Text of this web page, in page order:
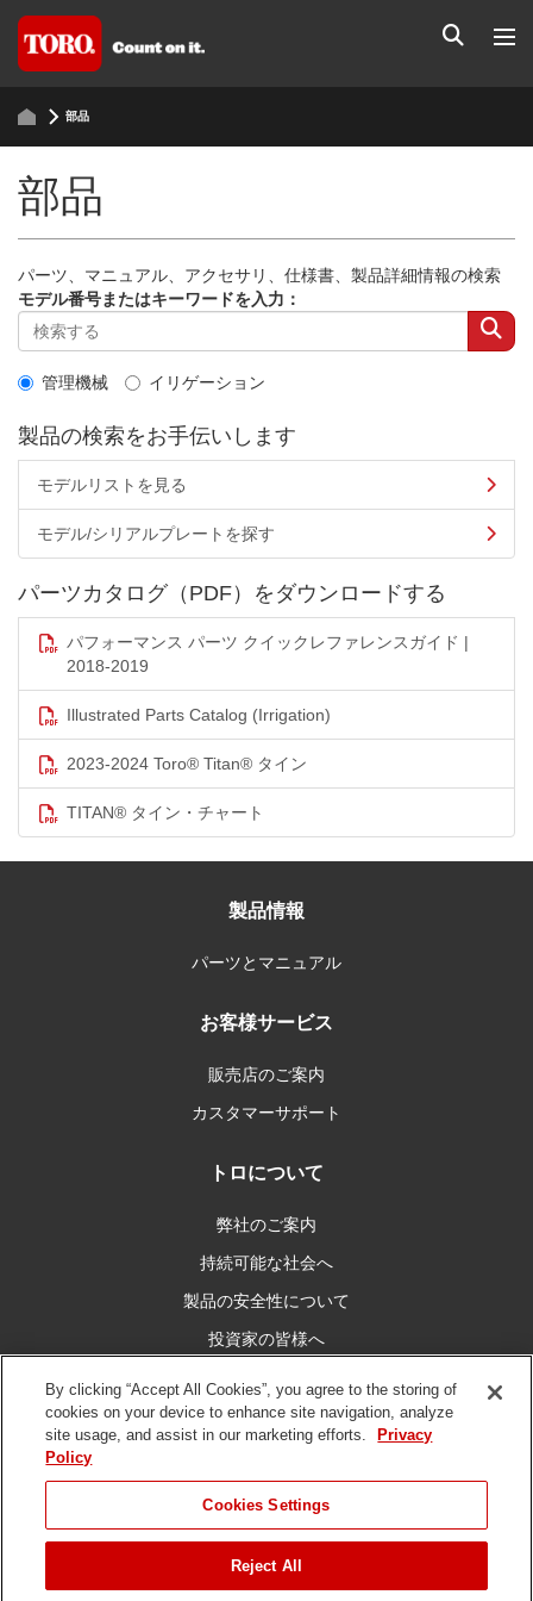
部品
部品
パーツ、マニュアル、アクセサリ、仕様書、製品詳細情報の検索
モデル番号またはキーワードを入力：
管理機械 イリゲーション
製品の検索をお手伝いします
モデルリストを見る
モデル/シリアルプレートを探す
パーツカタログ（PDF）をダウンロードする
パフォーマンス パーツ クイックレファレンスガイド |
2018-2019
Illustrated Parts Catalog (Irrigation)
2023-2024 Toro® Titan® タイン
TITAN® タイン・チャート
製品情報
パーツとマニュアル
お客様サービス
販売店のご案内
カスタマーサポート
トロについて
弊社のご案内
持続可能な社会へ
製品の安全性について
投資家の皆様へ
私たちとつなぐ
ご利用条件 プライバシーポリシー DMCA/コピーライトポリシー
By clicking “Accept All Cookies”, you agree to the storing of
cookies on your device to enhance site navigation, analyze
site usage, and assist in our marketing efforts.
Privacy
Policy
Cookies Settings
Reject All